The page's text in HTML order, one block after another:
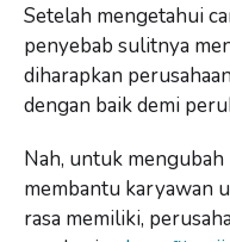
Setelah mengetahui
penyebab sulitnya
diharapkan
dengan baik demi
Nah, untuk
membantu karyawan
rasa memiliki,